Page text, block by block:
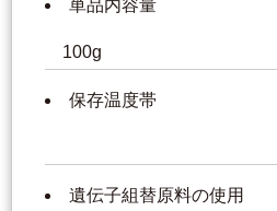
単品内容量
100g
保存温度帯
遺伝子組替原料の使用